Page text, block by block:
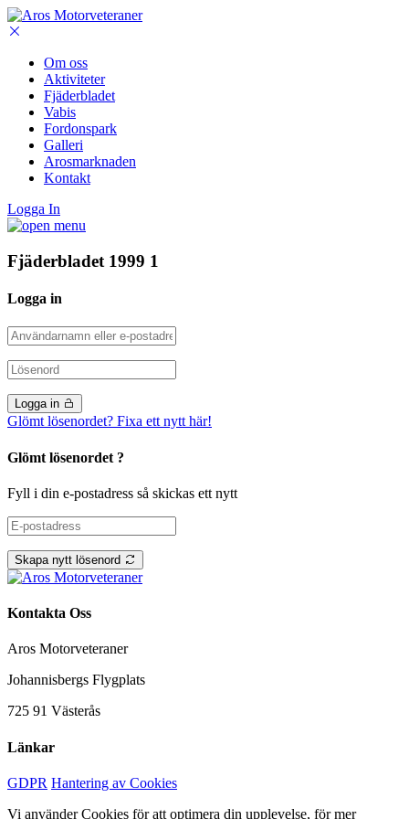
Om oss
Aktiviteter
Fjäderbladet
Vabis
Fordonspark
Galleri
Arosmarknaden
Kontakt
Logga In
Fjäderbladet 1999 1
Logga in
Logga in
Glömt lösenordet? Fixa ett nytt här!
Glömt lösenordet ?
Fyll i din e-postadress så skickas ett nytt
Skapa nytt lösenord
Kontakta Oss
Aros Motorveteraner
Johannisbergs Flygplats
725 91 Västerås
Länkar
GDPR Hantering av Cookies
Vi använder Cookies för att optimera din upplevelse, för mer